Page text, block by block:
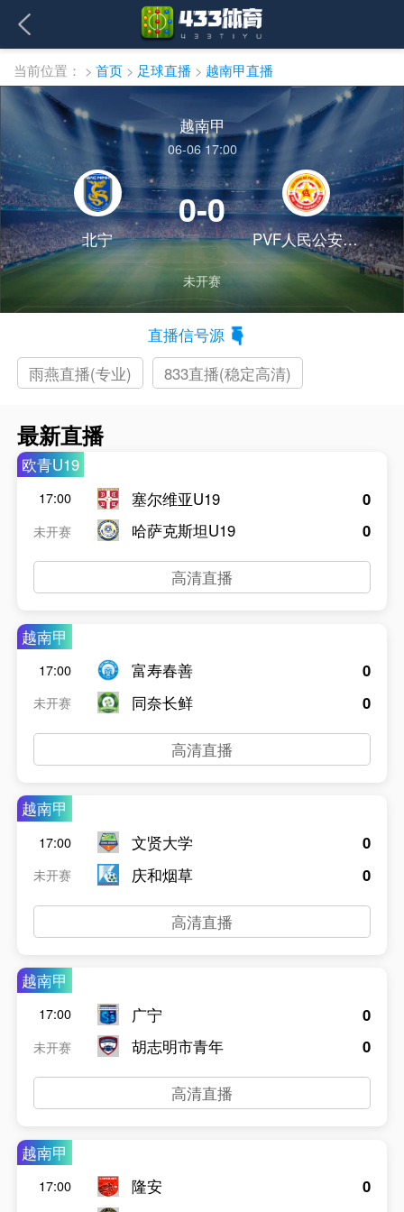
当前位置： > 首页 > 足球直播 > 越南甲直播
越南甲
06-06 17:00
北宁
0-0
PVF人民公安B队
未开赛
直播信号源
雨燕直播(专业)
833直播(稳定高清)
最新直播
欧青U19
17:00
未开赛
塞尔维亚U19
哈萨克斯坦U19
0
0
高清直播
越南甲
17:00
未开赛
富寿春善
同奈长鲜
0
0
高清直播
越南甲
17:00
未开赛
文贤大学
庆和烟草
0
0
高清直播
越南甲
17:00
未开赛
广宁
胡志明市青年
0
0
高清直播
越南甲
17:00
隆安
0